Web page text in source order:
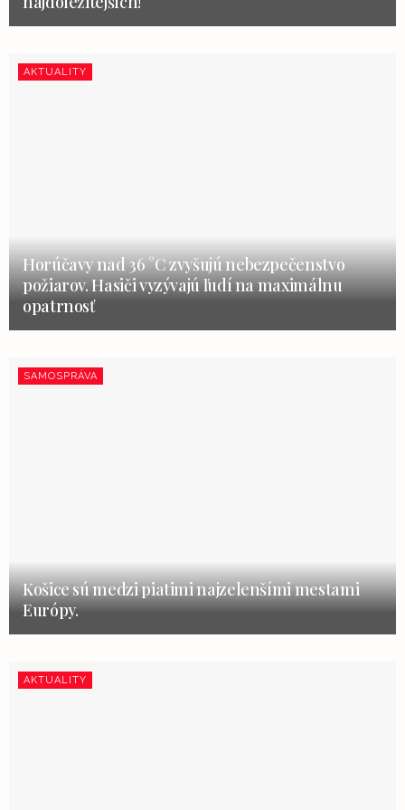
AKTUALITY
Horúčavy nad 36 °C zvyšujú nebezpečenstvo
požiarov. Hasiči vyzývajú ľudí na maximálnu
opatrnosť
SAMOSPRÁVA
Košice sú medzi piatimi najzelenšími mestami
Európy.
AKTUALITY